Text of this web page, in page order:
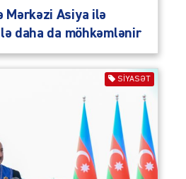
Mərkəzi Asiya ilə
daha da möhkəmlənir
SIYASƏT